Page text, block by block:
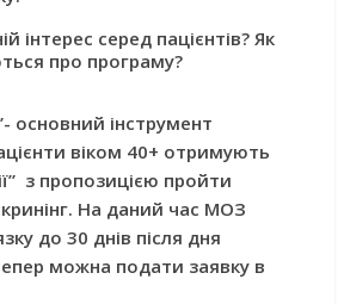
інтерес серед пацієнтів? Як
про програму?
основний інструмент
віком 40+ отримують
з пропозицією пройти
. На даний час МОЗ
до 30 днів після дня
можна подати заявку в